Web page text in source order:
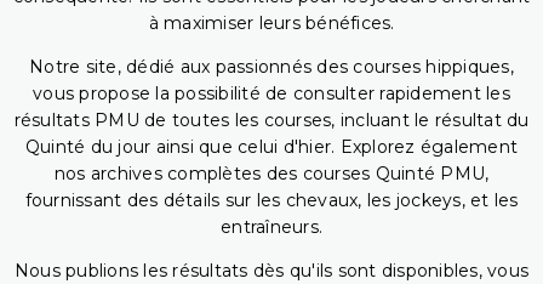
à maximiser leurs bénéfices.
Notre site, dédié aux passionnés des courses hippiques,
vous propose la possibilité de consulter rapidement les
résultats PMU de toutes les courses, incluant le résultat du
Quinté du jour ainsi que celui d'hier. Explorez également
nos archives complètes des courses Quinté PMU,
fournissant des détails sur les chevaux, les jockeys, et les
entraîneurs.
Nous publions les résultats dès qu'ils sont disponibles, vous